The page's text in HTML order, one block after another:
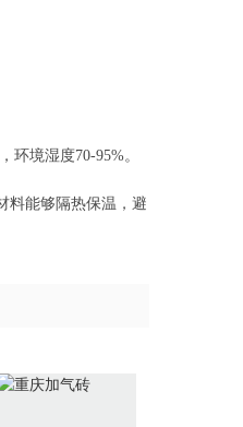
境湿度70-95%。
料能够隔热保温，避